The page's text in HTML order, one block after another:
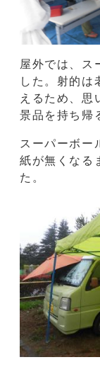
屋外では、ス
した。射的は
えるため、思
景品を持ち帰
スーパーボー
紙が無くなる
た。